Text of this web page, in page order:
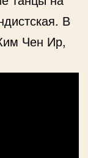
В
Чен Ир,